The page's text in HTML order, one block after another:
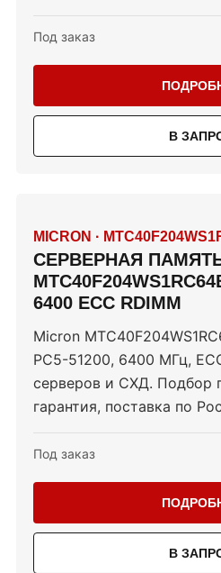
Под заказ
В
MICRON ·
СЕРВЕРНАЯ ПАМЯТЬ
6400 ECC RDIMM
Micron
PC5-51200, 6400 МГц,
серверов и СХД. Подбор
гарантия, поставка по
Под заказ
В